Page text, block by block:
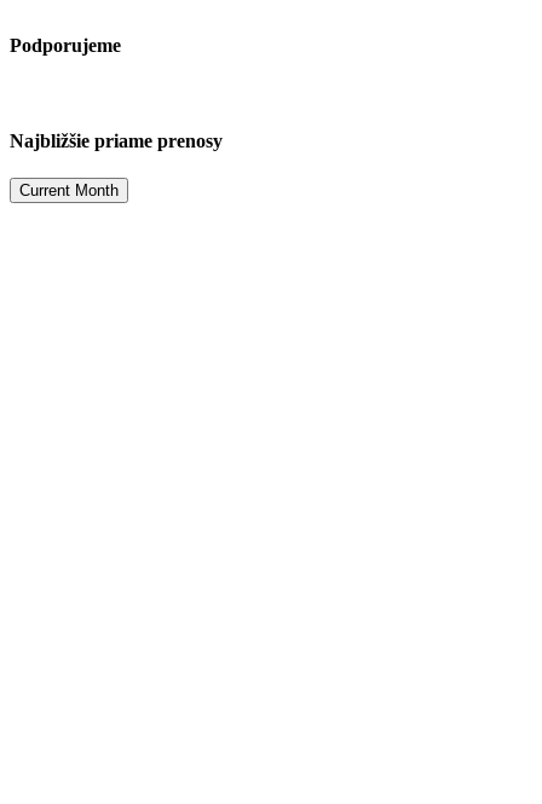
Podporujeme
Najbližšie priame prenosy
Current Month